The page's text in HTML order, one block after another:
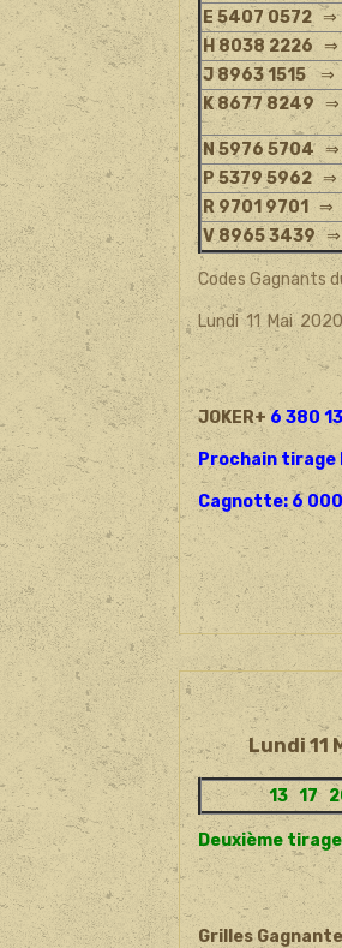
Codes Gagnants
Lundi 11 Mai 2020
E 5407 0572 ⇒
H 8038 2226⇒
J 8963 1515⇒
K 8677 8249
N 5976 5704
P 5379 5962
R 9701 9701⇒
V 8965 3439
JOKER+ 6 380
Prochain
Cagnotte: 6
Lundi 11
Deuxième tirage
13 17 20
Grilles